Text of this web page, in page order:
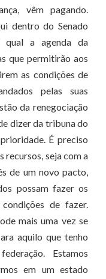
vêm pagando.
dentro do Senado
qual a agenda da
que permitirão aos
as condições de
pelas suas
da renegociação
dizer da tribuna do
É preciso
recursos, seja com a
de um novo pacto,
possam fazer os
de fazer.
mais uma vez se
aquilo que tenho
Estamos
em um estado